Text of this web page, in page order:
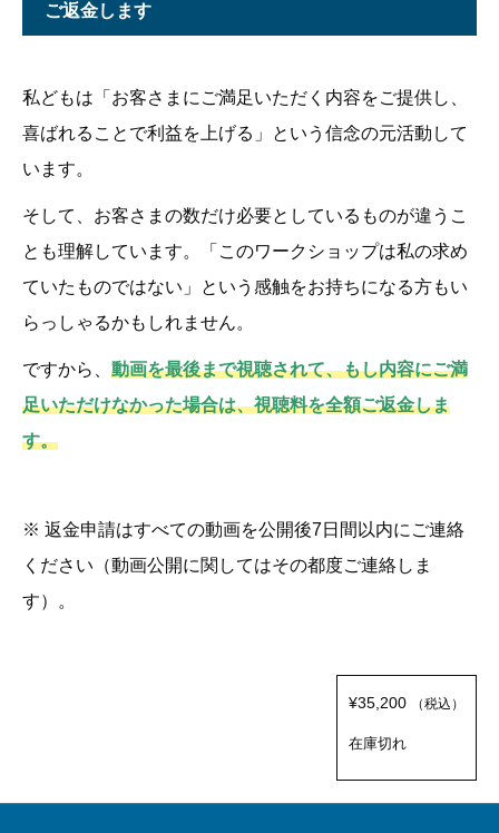
ご返金します
私どもは「お客さまにご満足いただく内容をご提供し、
喜ばれることで利益を上げる」という信念の元活動して
います。
そして、お客さまの数だけ必要としているものが違うこ
とも理解しています。「このワークショップは私の求め
ていたものではない」という感触をお持ちになる方もい
らっしゃるかもしれません。
ですから、 動画を最後まで視聴されて、もし内容にご満
足いただけなかった場合は、視聴料を全額ご返金しま
す。
※ 返金申請はすべての動画を公開後7日間以内にご連絡
ください（動画公開に関してはその都度ご連絡しま
す）。
¥35,200 （税込）
在庫切れ